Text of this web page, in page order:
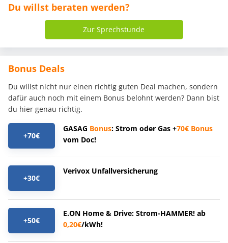
Du willst beraten werden?
Zur Sprechstunde
Bonus Deals
Du willst nicht nur einen richtig guten Deal machen, sondern
dafür auch noch mit einem Bonus belohnt werden? Dann bist
du hier genau richtig.
+70€
GASAG Bonus: Strom oder Gas +70€ Bonus
vom Doc!
+30€
Verivox Unfallversicherung
+50€
E.ON Home & Drive: Strom-HAMMER! ab
0,20€/kWh!